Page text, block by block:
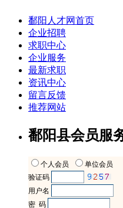
鄱阳人才网首页
企业招聘
求职中心
企业服务
最新求职
资讯中心
留言反馈
推荐网站
鄱阳县会员服